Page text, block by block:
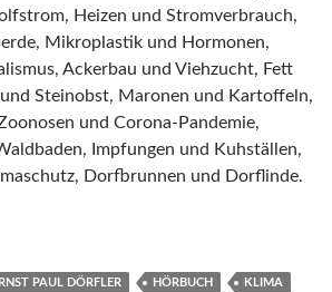
Heizen und Stromverbrauch,
Mikroplastik und Hormonen,
Ackerbau und Viehzucht, Fett
Steinobst, Maronen und Kartoffeln,
und Corona-Pandemie,
Impfungen und Kuhställen,
Dorfbrunnen und Dorflinde.
Klimakrise, Monokultur und
PAUL DÖRFLER HÖRBUCH KLIMA